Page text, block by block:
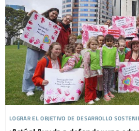
lograr el objetivo de desarrollo